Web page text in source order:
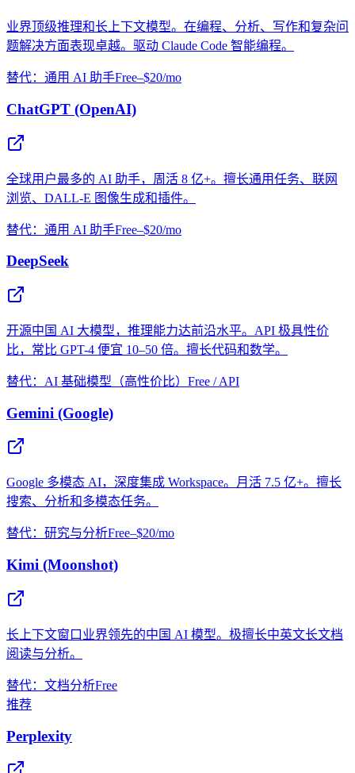
业界顶级推理和长上下文模型。在编程、分析、写作和复杂问
题解决方面表现卓越。驱动 Claude Code 智能编程。
替代：通用 AI 助手Free–$20/mo
ChatGPT (OpenAI)
全球用户最多的 AI 助手，周活 8 亿+。擅长通用任务、联网
浏览、DALL-E 图像生成和插件。
替代：通用 AI 助手Free–$20/mo
DeepSeek
开源中国 AI 大模型，推理能力达前沿水平。API 极具性价
比，常比 GPT-4 便宜 10–50 倍。擅长代码和数学。
替代：AI 基础模型（高性价比） Free / API
Gemini (Google)
Google 多模态 AI，深度集成 Workspace。月活 7.5 亿+。擅长
搜索、分析和多模态任务。
替代：研究与分析Free–$20/mo
Kimi (Moonshot)
长上下文窗口业界领先的中国 AI 模型。极擅长中英文长文档
阅读与分析。
替代：文档分析Free
推荐
Perplexity